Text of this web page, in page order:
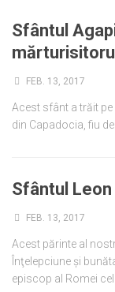
Ortodox în
Evenimente
Biserici și
Viață curată
Nevoințe
Casa curată
Adicții și
Gadgeturi cu
Bucătărie
Sfântul
FEB. 13, 2017
Acest sfânt a trăit pe
din Capadocia, fiu
Sfântul
FEB. 13, 2017
Acest părinte al
Înţelepciune şi
episcop al Romei